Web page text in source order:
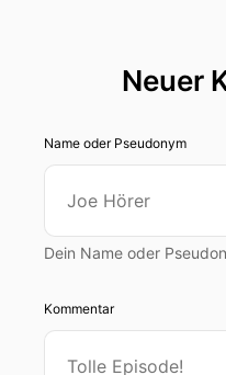
Neuer
Name oder Pseudonym
Dein Name oder
Kommentar